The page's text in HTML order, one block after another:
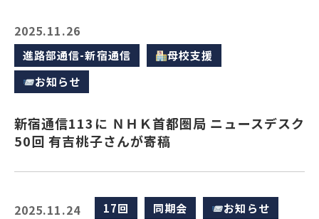
2025.11.26
進路部通信-新宿通信
母校支援
お知らせ
新宿通信113に ＮＨＫ首都圏局 ニュースデスク
50回 有吉桃子さんが寄稿
2025.11.24 17回 同期会 お知らせ